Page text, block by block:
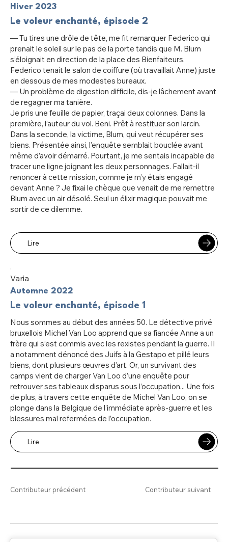
Hiver 2023
Le voleur enchanté, épisode 2
— Tu tires une drôle de tête, me fit remarquer Federico qui
prenait le soleil sur le pas de la porte tandis que M. Blum
s’éloignait en direction de la place des Bienfaiteurs.
Federico tenait le salon de coiffure (où travaillait Anne) juste
en dessous de mes modestes bureaux.
— Un problème de digestion difficile, dis-je lâchement avant
de regagner ma tanière.
Je pris une feuille de papier, traçai deux colonnes. Dans la
première, l’auteur du vol. Beni. Prêt à restituer son larcin.
Dans la seconde, la victime, Blum, qui veut récupérer ses
biens. Présentée ainsi, l’enquête semblait bouclée avant
même d’avoir démarré. Pourtant, je me sentais incapable de
tracer une ligne joignant les deux personnages. Fallait-il
renoncer à cette mission, comme je m’y étais engagé
devant Anne ? Je fixai le chèque que venait de me remettre
Blum avec un air désolé. Seul un élixir magique pouvait me
sortir de ce dilemme.
Lire
Varia
Automne 2022
Le voleur enchanté, épisode 1
Nous sommes au début des années 50. Le détective privé
bruxellois Michel Van Loo apprend que sa fiancée Anne a un
frère qui s’est commis avec les rexistes pendant la guerre. Il
a notamment dénoncé des Juifs à la Gestapo et pillé leurs
biens, dont plusieurs œuvres d’art. Or, un survivant des
camps vient de charger Van Loo d’une enquête pour
retrouver ses tableaux disparus sous l’occupation... Une fois
de plus, à travers cette enquête de Michel Van Loo, on se
plonge dans la Belgique de l’immédiate après-guerre et les
blessures mal refermées de l’occupation.
Lire
Contributeur précédent Contributeur suivant